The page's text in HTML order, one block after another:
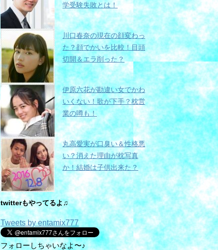
学受験失敗とは！
川口春奈の現在の顔変わっ
た？顔でかいを比較！目頭
切開＆エラ削った？
伊原六花が勘違い女でかわ
いくない！歌が下手？枕営
業の噂も！
丸高愛実が口臭い＆性格悪
い？消えた理由が枕写真
か！結婚は子供出来た？
twitterもやってるよ♫
Tweets by entamix777
フォローしちゃいなよ〜♪